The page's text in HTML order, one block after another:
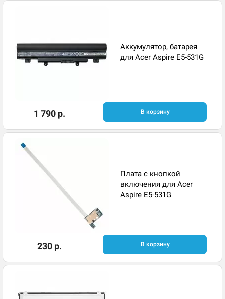
Аккумулятор, батарея
для Acer Aspire E5-531G
1 790 р. В корзину
Плата с кнопкой
включения для Acer
Aspire E5-531G
230 р. В корзину